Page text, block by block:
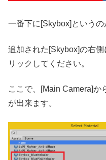
一番下に[Skybox]というの
追加された[Skybox]の右
リックしてください。
ここで、[Main Camera]か
が出来ます。